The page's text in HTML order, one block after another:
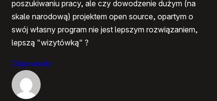
poszukiwaniu pracy, ale czy dowodzenie dużym (na
skale narodową) projektem open source, opartym o
swój własny program nie jest lepszym rozwiązaniem,
lepszą "wizytówką" ?
Odpowiedz